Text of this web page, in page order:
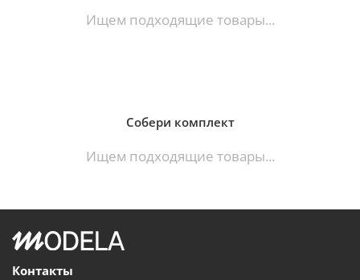
Ищем подходящие товары...
Собери комплект
Ищем подходящие товары...
Контакты